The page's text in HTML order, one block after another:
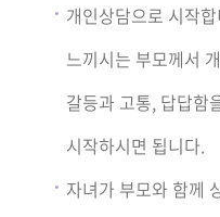
개인상담으로 시작
느끼시는 부모께서
갈등과 고통, 답답함
시작하시면 됩니다.
자녀가 부모와 함께